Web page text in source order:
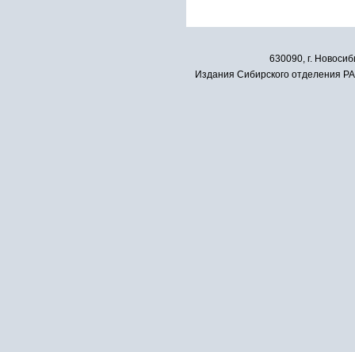
630090, г.
Издания Сибирского отделения